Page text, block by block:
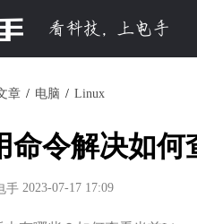
章 电脑 Linux
命令解决如何
手 2023-07-17 17:09